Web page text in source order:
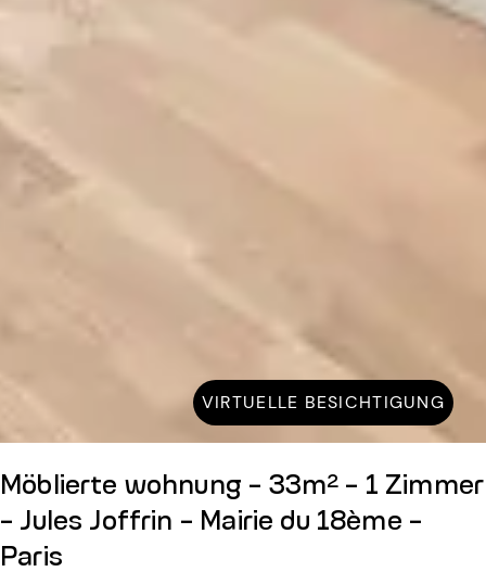
VIRTUELLE BESICHTIGUNG
Möblierte wohnung - 33m² - 1 Zimmer
- Jules Joffrin - Mairie du 18ème -
Paris